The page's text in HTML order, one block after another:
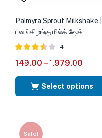
Palmyra Sprout Milkshake |
பனங்கிழங்கு மில்க் ஷேக்
3.50
4
149.00 – 1,979.00
Select options
Sale!